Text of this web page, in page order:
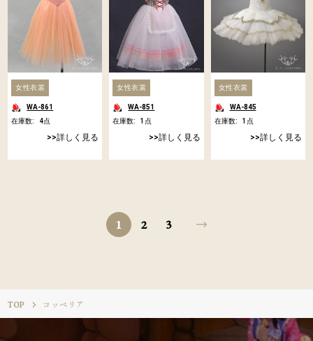
女性衣裳
WA-861
在庫数:
4点
詳しく見る
女性衣裳
WA-851
在庫数:
1 点
詳しく見る
女性衣裳
WA-845
在庫数:
1 点
詳しく見る
1 2 3
TOP コッペリア